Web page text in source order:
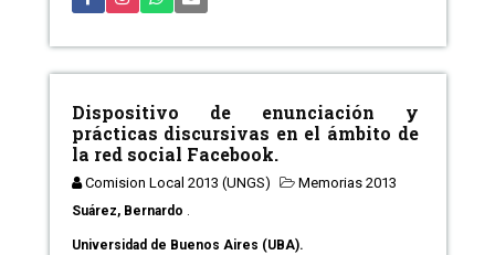
Dispositivo de enunciación y
prácticas discursivas en el ámbito de
la red social Facebook.
Comision Local 2013 (UNGS) Memorias 2013
Suárez, Bernardo .
Universidad de Buenos Aires (UBA).